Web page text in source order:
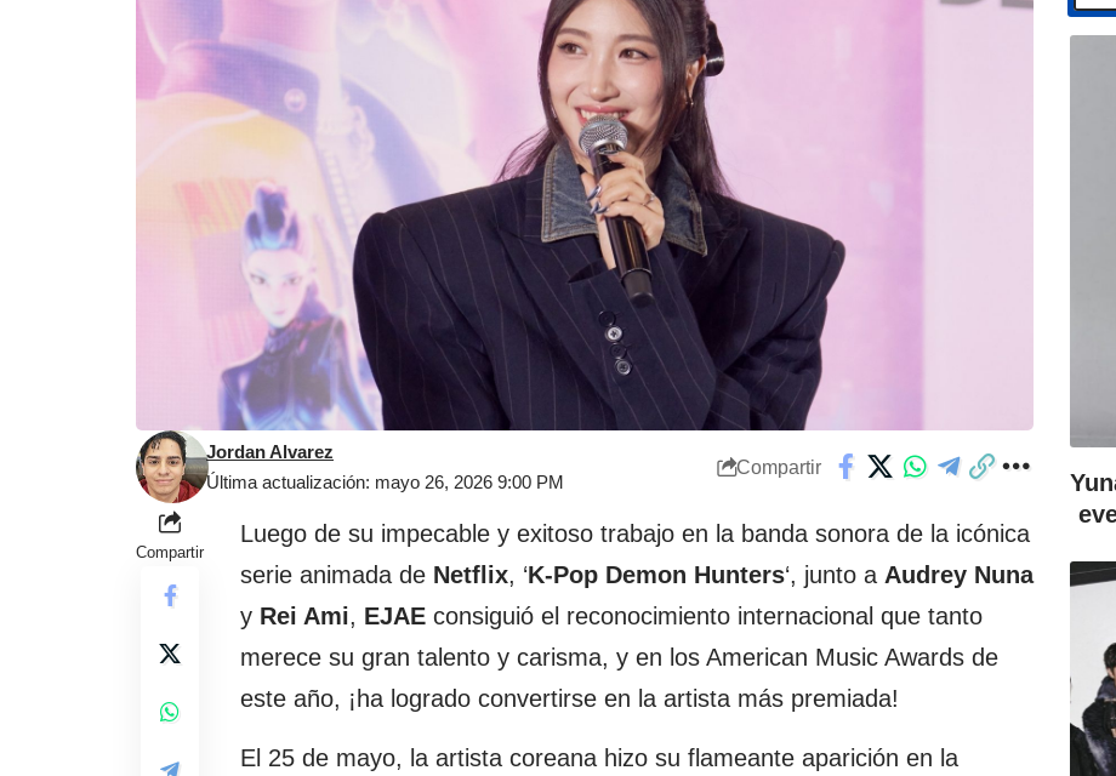
Última actualización: mayo 26, 2026 9:00 PM
Jordan Alvarez
Compartir
Compartir
Luego de su impecable y exitoso trabajo en la banda sonora de la icónica
serie animada de Netflix, ‘K-Pop Demon Hunters‘, junto a Audrey Nuna
y Rei Ami, EJAE consiguió el reconocimiento internacional que tanto
merece su gran talento y carisma, y en los American Music Awards de
este año, ¡ha logrado convertirse en la artista más premiada!
El 25 de mayo, la artista coreana hizo su flameante aparición en la